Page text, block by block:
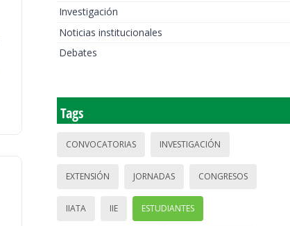
Investigación
Noticias institucionales
Debates
Tags
CONVOCATORIAS INVESTIGACIÓN
EXTENSIÓN JORNADAS CONGRESOS
IIATA IIE ESTUDIANTES